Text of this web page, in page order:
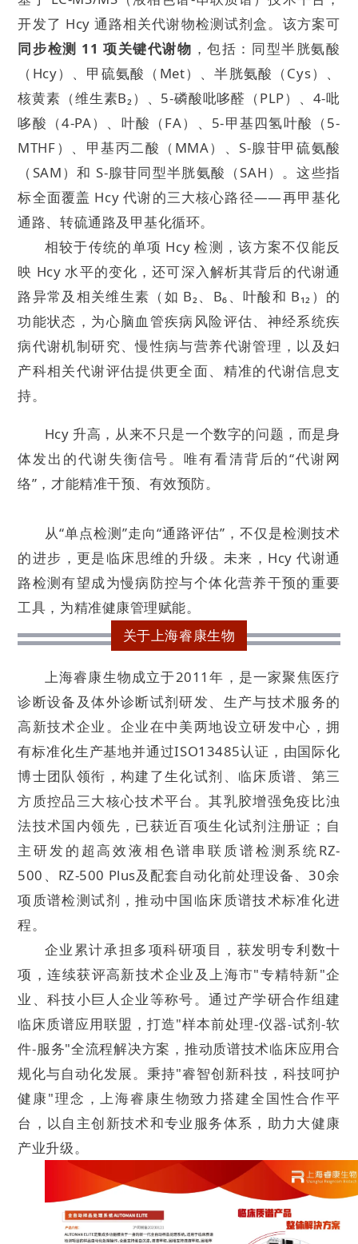
开发了 Hcy 通路相关代谢物检测试剂盒。该方案可
同步检测 11 项关键代谢物 ，包括：同型半胱氨酸
（Hcy）、甲硫氨酸（Met）、半胱氨酸（Cys）、
核黄素（维生素B₂）、5-磷酸吡哆醛（PLP）、4-吡
哆酸（4-PA）、叶酸（FA）、5-甲基四氢叶酸（5-
MTHF）、甲基丙二酸（MMA）、S-腺苷甲硫氨酸
（SAM）和 S-腺苷同型半胱氨酸（SAH）。这些指
标全面覆盖 Hcy 代谢的三大核心路径——再甲基化
通路、转硫通路及甲基化循环。
相较于传统的单项 Hcy 检测，该方案不仅能反
映 Hcy 水平的变化，还可深入解析其背后的代谢通
路异常及相关维生素（如 B₂、B₆、叶酸和 B₁₂）的
功能状态，为心脑血管疾病风险评估、神经系统疾
病代谢机制研究、慢性病与营养代谢管理，以及妇
产科相关代谢评估提供更全面、精准的代谢信息支
持。
Hcy 升高，从来不只是一个数字的问题，而是身
体发出的代谢失衡信号。唯有看清背后的“代谢网
络”，才能精准干预、有效预防。
从“单点检测”走向“通路评估”，不仅是检测技术
的进步，更是临床思维的升级。未来，Hcy 代谢通
路检测有望成为慢病防控与个体化营养干预的重要
工具，为精准健康管理赋能。
关于上海睿康生物
上海睿康生物成立于2011年，是一家聚焦医疗
诊断设备及体外诊断试剂研发、生产与技术服务的
高新技术企业。企业在中美两地设立研发中心，拥
有标准化生产基地并通过ISO13485认证，由国际化
博士团队领衔，构建了生化试剂、临床质谱、第三
方质控品三大核心技术平台。其乳胶增强免疫比浊
法技术国内领先，已获近百项生化试剂注册证；自
主研发的超高效液相色谱串联质谱检测系统RZ-
500、RZ-500 Plus及配套自动化前处理设备、30余
项质谱检测试剂，推动中国临床质谱技术标准化进
程。
企业累计承担多项科研项目，获发明专利数十
项，连续获评高新技术企业及上海市"专精特新"企
业、科技小巨人企业等称号。通过产学研合作组建
临床质谱应用联盟，打造"样本前处理-仪器-试剂-软
件-服务"全流程解决方案，推动质谱技术临床应用合
规化与自动化发展。秉持"睿智创新科技，科技呵护
健康"理念，上海睿康生物致力搭建全国性合作平
台，以自主创新技术和专业服务体系，助力大健康
产业升级。